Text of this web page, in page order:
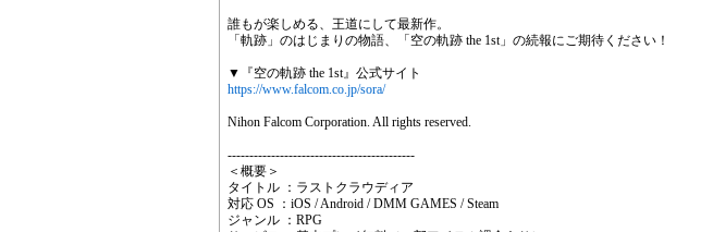
誰もが楽しめる、王道にして最新作。
「軌跡」のはじまりの物語、「空の軌跡 the 1st」の続報にご期待ください！
▼『空の軌跡 the 1st』公式サイト
https://www.falcom.co.jp/sora/
Nihon Falcom Corporation. All rights reserved.
-------------------------------------------
＜概要＞
タイトル ：ラストクラウディア
対応 OS ：iOS / Android / DMM GAMES / Steam
ジャンル ：RPG